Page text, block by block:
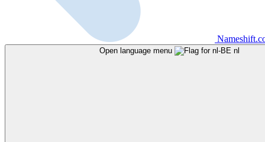
Open language menu nl